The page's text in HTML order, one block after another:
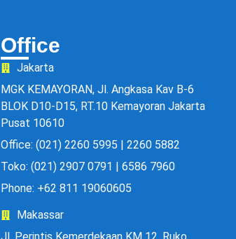
Office
Jakarta
MGK KEMAYORAN, Jl. Angkasa Kav B-6
BLOK D10-D15, RT.10 Kemayoran Jakarta
Pusat 10610
Office: (021) 2260 5995 | 2260 5882
Toko: (021) 2907 0791 | 6586 7960
Phone: +62 811 19060605
Makassar